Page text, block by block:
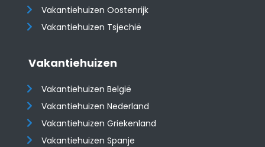
​​​​​​​Vakantiehuizen Oostenrijk
Vakantiehuizen Tsjechië
Vakantiehuizen
Vakantiehuizen België
Vakantiehuizen Nederland
Vakantiehuizen Griekenland
Vakantiehuizen Spanje